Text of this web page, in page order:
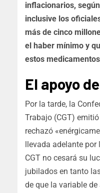
inflacionarios,
inclusive los
más de cinco
el haber mínimo y
estos
El apoyo
Por la tarde, la
Trabajo (CGT)
rechazó
llevada adelante
CGT no cesará su
jubilados en tanto
de que la variable